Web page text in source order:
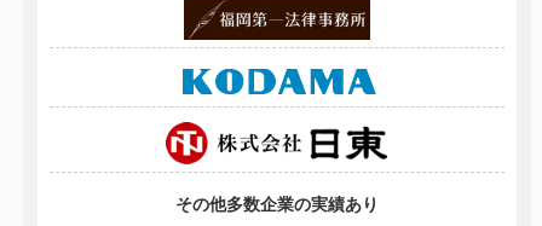
その他多数企業の実績あり